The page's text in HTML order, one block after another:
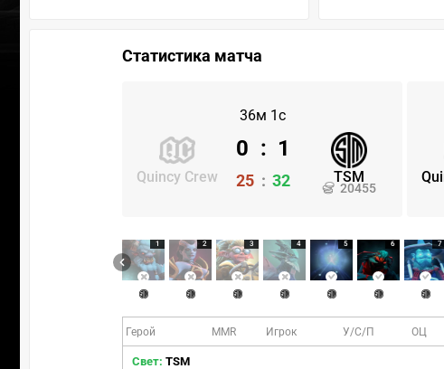
Статистика матча
36м 1с
Quincy Crew TSM
20455
0 : 1
25 : 32
1 2 3 4 5 6 7
Герой MMR Игрок У/С/П ОЦ
Свет: TSM